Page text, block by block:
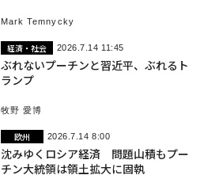
Mark Temnycky
経済・社会 2026.7.14 11:45
ぶれないプーチンと習近平、ぶれるト
ランプ
牧野 愛博
欧州 2026.7.14 8:00
沈みゆくロシア経済 問題山積もプー
チン大統領は領土拡大に固執